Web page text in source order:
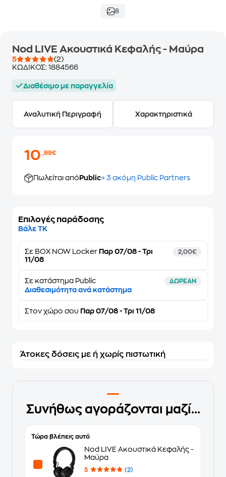
8
Nod LIVE Ακουστικά Κεφαλής - Μαύρα
5
(2)
ΚΩΔΙΚΟΣ: 1884566
Διαθέσιμο με παραγγελία
Αναλυτική Περιγραφή Χαρακτηριστικά
10,99€
Πωλείται από Public+ 3 ακόμη Public Partners
Επιλογές παράδοσης
Βάλε ΤΚ
Σε BOX NOW Locker Παρ 07/08 - Τρι
11/08
2,00€
Σε κατάστημα Public ΔΩΡΕΑΝ
Διαθεσιμότητα ανά κατάστημα
Στον χώρο σου Παρ 07/08 - Τρι 11/08
Άτοκες δόσεις με ή χωρίς πιστωτική
Συνήθως αγοράζονται μαζί...
Τώρα βλέπεις αυτό
Nod LIVE Ακουστικά Κεφαλής -
Μαύρα
5 (2)